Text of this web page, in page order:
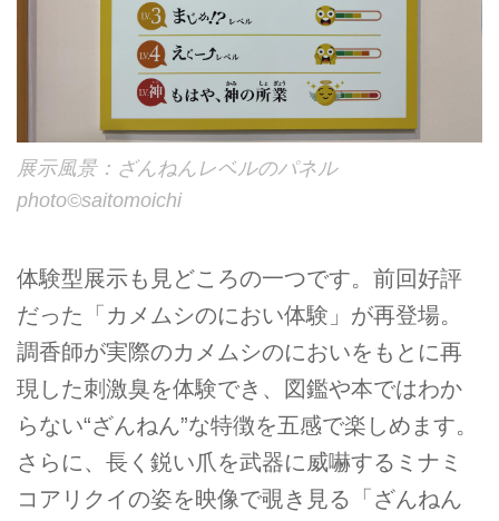
展示風景：ざんねんレベルのパネル
photo©︎saitomoichi
体験型展示も見どころの一つです。前回好評
だった「カメムシのにおい体験」が再登場。
調香師が実際のカメムシのにおいをもとに再
現した刺激臭を体験でき、図鑑や本ではわか
らない“ざんねん”な特徴を五感で楽しめます。
さらに、長く鋭い爪を武器に威嚇するミナミ
コアリクイの姿を映像で覗き見る「ざんねん